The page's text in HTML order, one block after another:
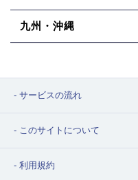
九州・沖縄
サービスの流れ
このサイトについて
利用規約